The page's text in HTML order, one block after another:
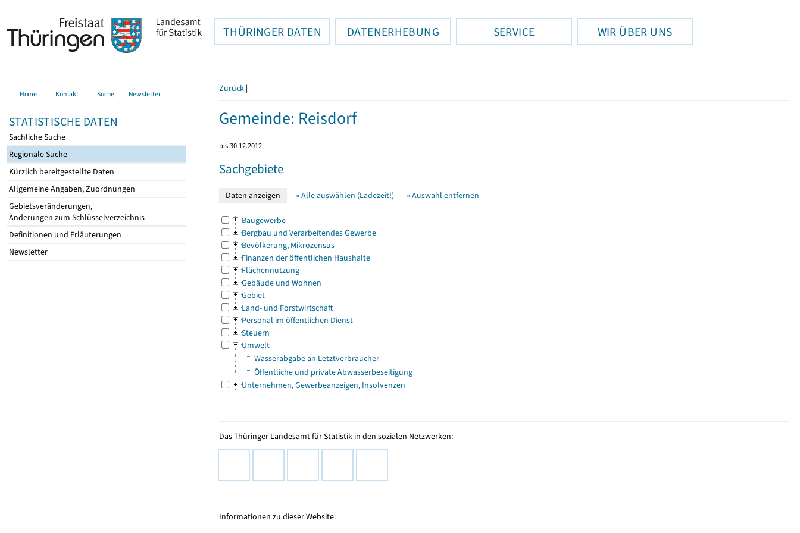
THÜRINGER DATEN DATENERHEBUNG SERVICE WIR ÜBER UNS
Home Kontakt Suche Newsletter
STATISTISCHE DATEN
Sachliche Suche
Regionale Suche
Kürzlich bereitgestellte Daten
Allgemeine Angaben, Zuordnungen
Gebietsveränderungen,
Änderungen zum Schlüsselverzeichnis
Definitionen und Erläuterungen
Newsletter
Zurück |
Gemeinde: Reisdorf
bis 30.12.2012
Sachgebiete
» Alle auswählen (Ladezeit!) » Auswahl entfernen
Baugewerbe
Bergbau und Verarbeitendes Gewerbe
Bevölkerung, Mikrozensus
Finanzen der öffentlichen Haushalte
Flächennutzung
Gebäude und Wohnen
Gebiet
Land- und Forstwirtschaft
Personal im öffentlichen Dienst
Steuern
Umwelt
Wasserabgabe an Letztverbraucher
Öffentliche und private Abwasserbeseitigung
Unternehmen, Gewerbeanzeigen, Insolvenzen
Das Thüringer Landesamt für Statistik in den sozialen Netzwerken:
Informationen zu dieser Website: